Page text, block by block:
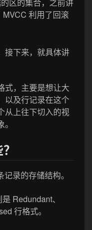
利用了回滚
接下来，就具体讲
式，主要是想让大
以及行记录在这个
从上往下切入的视
录的存储结构。
Redundant、
行格式。